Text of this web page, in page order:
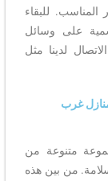
المناسب. للبقاء
على وسائل
لدينا مثل
غرب
متنوعة من
من بين هذه